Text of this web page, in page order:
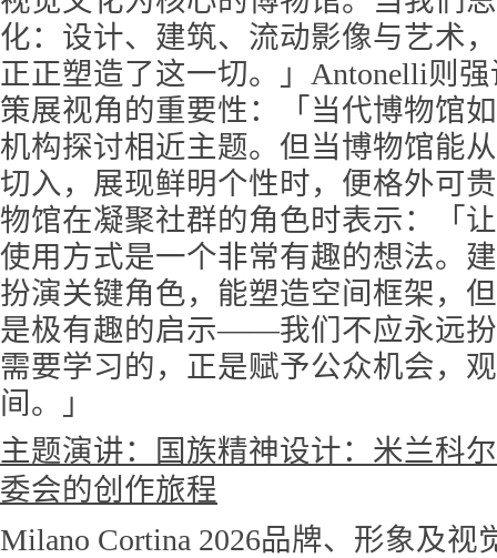
化：设计、建筑、流动影像与艺术
正正塑造了这一切。」Antonelli则
策展视角的重要性：「当代博物馆
机构探讨相近主题。但当博物馆能
切入，展现鲜明个性时，便格外可
物馆在凝聚社群的角色时表示：「
使用方式是一个非常有趣的想法。
扮演关键角色，能塑造空间框架，
是极有趣的启示——我们不应永远
需要学习的，正是赋予公众机会，
间。」
主题演讲：国族精神设计：米兰科
委会的创作旅程
Milano Cortina 2026品牌、形象及视